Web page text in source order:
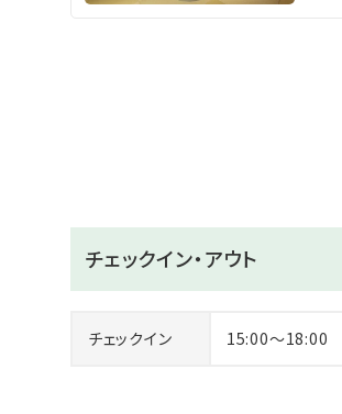
貸切露天風呂は、その名も楽しい「ゆ
空室ならいつでもご利用いただけ
“入浴中”の看板を掲げて頂き、中か
【フリーフロー「季時間 tokijikan」
「ラウンジ湊てらす」にてお飲物各
チェックイン・アウト
チェックイン 15:00～18:00